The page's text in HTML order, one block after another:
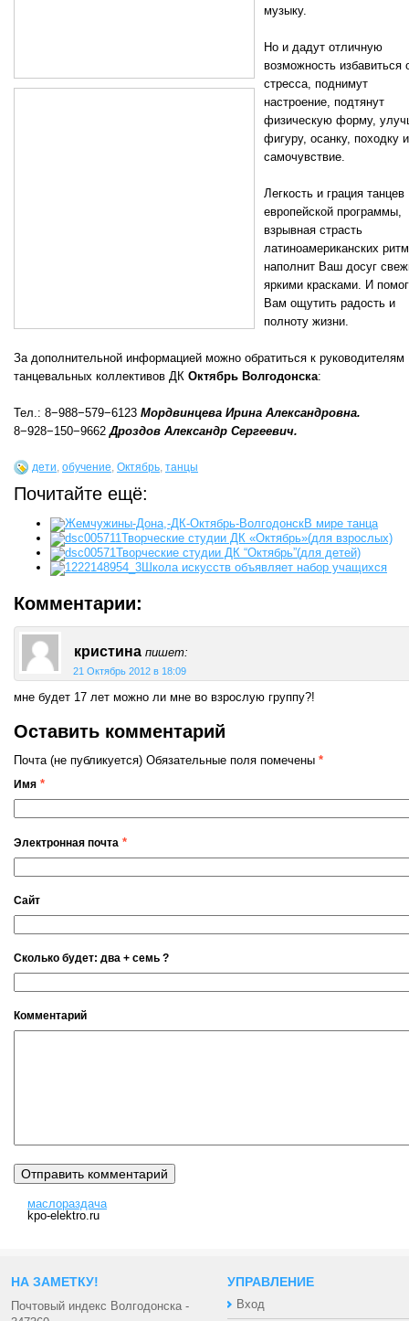
музыку.
Но и дадут отличную
возможность избавиться
стресса, поднимут
настроение, подтянут
физическую форму,
фигуру, осанку, походку и
самочувствие.
Легкость и грация танцев
европейской программы,
взрывная страсть
латиноамериканских
наполнит Ваш досуг
яркими красками. И
Вам ощутить радость и
полноту жизни.
За дополнительной информацией можно обратиться к руководителям
танцевальных коллективов ДК Октябрь Волгодонска:
Тел.: 8−988−579−6123 Мордвинцева Ирина Александровна.
8−928−150−9662 Дроздов Александр Сергеевич.
дети, обучение, Октябрь, танцы
Почитайте ещё:
В мире танца
Творческие студии ДК «Октябрь»(для взрослых)
Творческие студии ДК “Октябрь”(для детей)
Школа искусств объявляет набор учащихся
Комментарии:
кристина пишет:
21 Октябрь 2012 в 18:09
мне будет 17 лет можно ли мне во взрослую группу?!
Оставить комментарий
Почта (не публикуется) Обязательные поля помечены *
Имя *
Электронная почта *
Сайт
Сколько будет: двa + сeмь ?
Комментарий
маслораздача
kpo-elektro.ru
НА ЗАМЕТКУ!
Почтовый индекс Волгодонска -
УПРАВЛЕНИЕ
Вход